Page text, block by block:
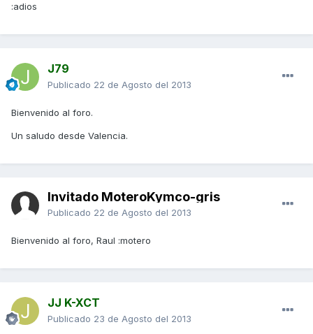
:adios
J79
Publicado 22 de Agosto del 2013
Bienvenido al foro.
Un saludo desde Valencia.
Invitado MoteroKymco-gris
Publicado 22 de Agosto del 2013
Bienvenido al foro, Raul :motero
JJ K-XCT
Publicado 23 de Agosto del 2013